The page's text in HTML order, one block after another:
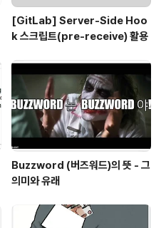
[GitLab] Server-Side Hoo
k 스크립트(pre-receive) 활용
Buzzword (버즈워드)의 뜻 - 그
의미와 유래